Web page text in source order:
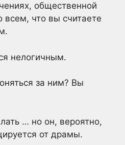
общественной
что вы считаете
нелогичным.
за ним? Вы
… но он, вероятно,
от драмы.